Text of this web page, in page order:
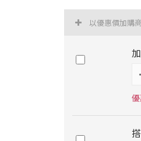
以優惠價加購